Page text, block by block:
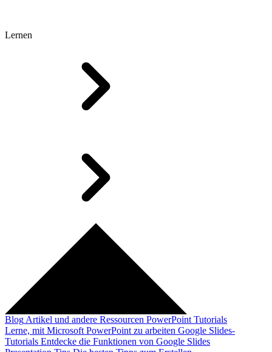
Lernen
Blog Artikel und andere Ressourcen PowerPoint Tutorials
Lerne, mit Microsoft PowerPoint zu arbeiten Google Slides-
Tutorials Entdecke die Funktionen von Google Slides